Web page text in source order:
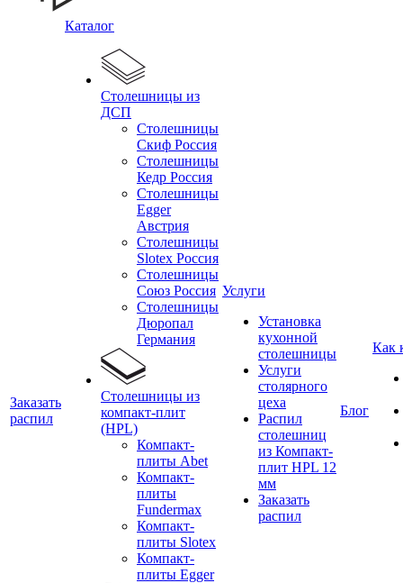
Заказать
распил
Каталог
Столешницы из
ДСП
Столешницы
Скиф Россия
Столешницы
Кедр Россия
Столешницы
Egger
Австрия
Столешницы
Slotex Россия
Столешницы
Союз Россия
Столешницы
Дюропал
Германия
Столешницы из
компакт-плит
(HPL)
Компакт-
плиты Abet
Компакт-
плиты
Fundermax
Компакт-
плиты Slotex
Компакт-
плиты Egger
Услуги
Установка
кухонной
столешницы
Услуги
столярного
цеха
Распил
столешниц
из Компакт-
плит HPL 12
мм
Заказать
распил
Блог
Как